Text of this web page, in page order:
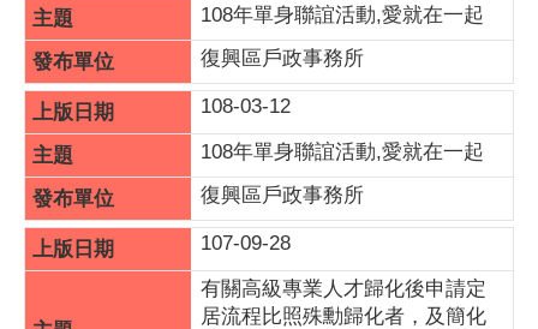
108年單身聯誼活動,愛就在一起
復興區戶政事務所
108-03-12
108年單身聯誼活動,愛就在一起
復興區戶政事務所
107-09-28
有關高級專業人才歸化後申請定
居流程比照殊勳歸化者，及簡化